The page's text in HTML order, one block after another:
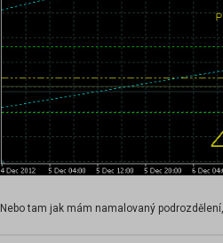
Nebo tam jak mám namalovaný